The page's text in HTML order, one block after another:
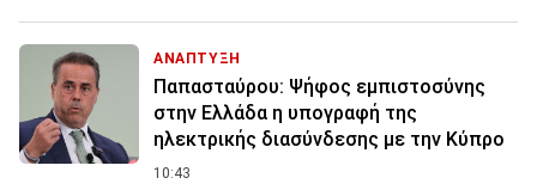
ΑΝΑΠΤΥΞΗ
Παπασταύρου: Ψήφος εμπιστοσύνης
στην Ελλάδα η υπογραφή της
ηλεκτρικής διασύνδεσης με την Κύπρο
10:43